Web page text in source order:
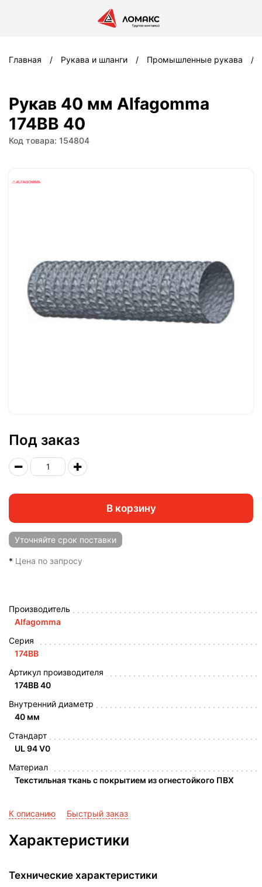
Главная Рукава и шланги Промышленные рукава
Рукав 40 мм Alfagomma
174BB 40
Код товара: 154804
Под заказ
В корзину
Уточняйте срок поставки
* Цена по запросу
Производитель
Alfagomma
Серия
174BB
Артикул производителя
174BB 40
Внутренний диаметр
40 мм
Стандарт
UL 94 V0
Материал
Текстильная ткань с покрытием из огнестойкого ПВХ
К описанию Быстрый заказ
Характеристики
Технические характеристики